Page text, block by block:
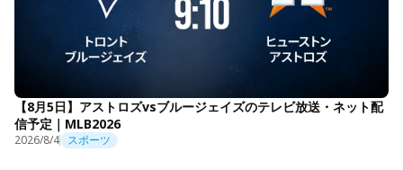
【8月5日】アストロズvsブルージェイズのテレビ放送・ネット配
信予定｜MLB2026
2026/8/4 スポーツ